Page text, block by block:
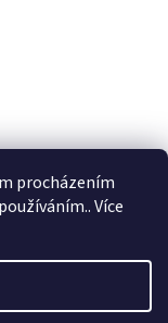
procházením
Více